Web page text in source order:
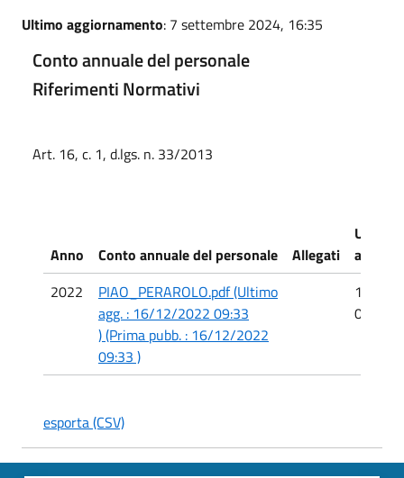
Ultimo aggiornamento: 7 settembre 2024, 16:35
Conto annuale del personale
Riferimenti Normativi
Art. 16, c. 1, d.lgs. n. 33/2013
Anno Conto annuale del personale Allegati
Ultimo
2022
PIAO_PERAROLO.pdf (Ultimo
agg. : 16/12/2022 09:33
) (Prima pubb. : 16/12/2022
09:33 )
16/12/
09:43
esporta (CSV)